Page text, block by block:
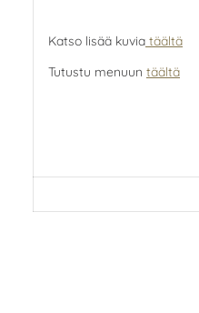
Katso lisää kuvia täältä
Tutustu menuun täältä